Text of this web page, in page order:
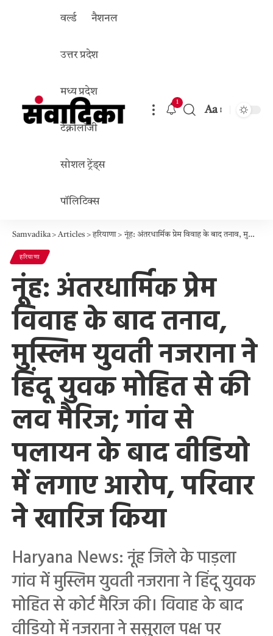
वर्ल्ड नैशनल
उत्तर प्रदेश
मध्य प्रदेश
टेक्नोलॉजी
सोशल ट्रेंड्स
पॉलिटिक्स
1
Aa
Samvadika>Articles >हरियाणा>नूंह: अंतरधार्मिक प्रेम विवाह के बाद तनाव, मुस्लिम युवती नजराना ने हिंदू युवक मोहित से की लव मैरिज; गांव से पलायन के बाद वीडियो में लगाए आरोप, परिवार ने खारिज किया
हरियाणा
नूंह: अंतरधार्मिक प्रेम
विवाह के बाद तनाव,
मुस्लिम युवती नजराना ने
हिंदू युवक मोहित से की
लव मैरिज; गांव से
पलायन के बाद वीडियो
में लगाए आरोप, परिवार
ने खारिज किया
Haryana News: नूंह जिले के पाड़ला
गांव में मुस्लिम युवती नजराना ने हिंदू युवक
मोहित से कोर्ट मैरिज की। विवाह के बाद
वीडियो में नजराना ने ससुराल पक्ष पर